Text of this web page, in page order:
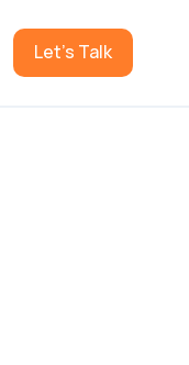
Let's Talk